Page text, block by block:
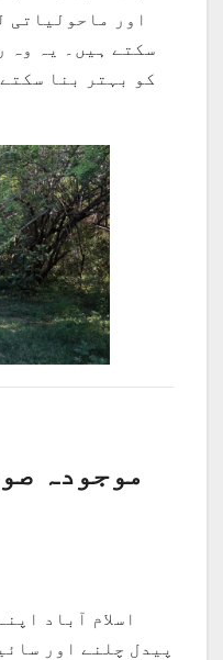
اور ماحولیاتی
سکتے ہیں۔ یہ وہ
کو بہتر بنا
موجودہ
اسلام آباد
پیدل چلنے اور